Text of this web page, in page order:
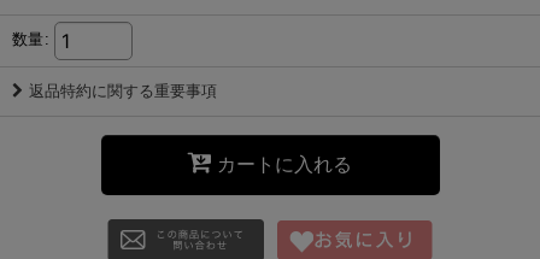
数量:
返品特約に関する重要事項
カートに入れる